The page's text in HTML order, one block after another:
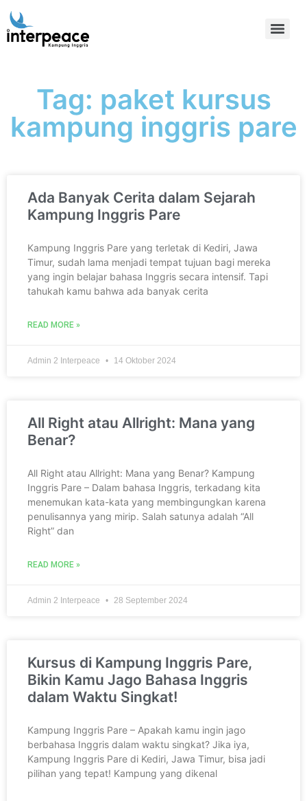
Tag: paket kursus
kampung inggris pare
Ada Banyak Cerita dalam Sejarah
Kampung Inggris Pare
Kampung Inggris Pare yang terletak di Kediri, Jawa
Timur, sudah lama menjadi tempat tujuan bagi mereka
yang ingin belajar bahasa Inggris secara intensif. Tapi
tahukah kamu bahwa ada banyak cerita
READ MORE »
Admin 2 Interpeace 14 Oktober 2024
All Right atau Allright: Mana yang
Benar?
All Right atau Allright: Mana yang Benar? Kampung
Inggris Pare – Dalam bahasa Inggris, terkadang kita
menemukan kata-kata yang membingungkan karena
penulisannya yang mirip. Salah satunya adalah “All
Right” dan
READ MORE »
Admin 2 Interpeace 28 September 2024
Kursus di Kampung Inggris Pare,
Bikin Kamu Jago Bahasa Inggris
dalam Waktu Singkat!
Kampung Inggris Pare – Apakah kamu ingin jago
berbahasa Inggris dalam waktu singkat? Jika iya,
Kampung Inggris Pare di Kediri, Jawa Timur, bisa jadi
pilihan yang tepat! Kampung yang dikenal